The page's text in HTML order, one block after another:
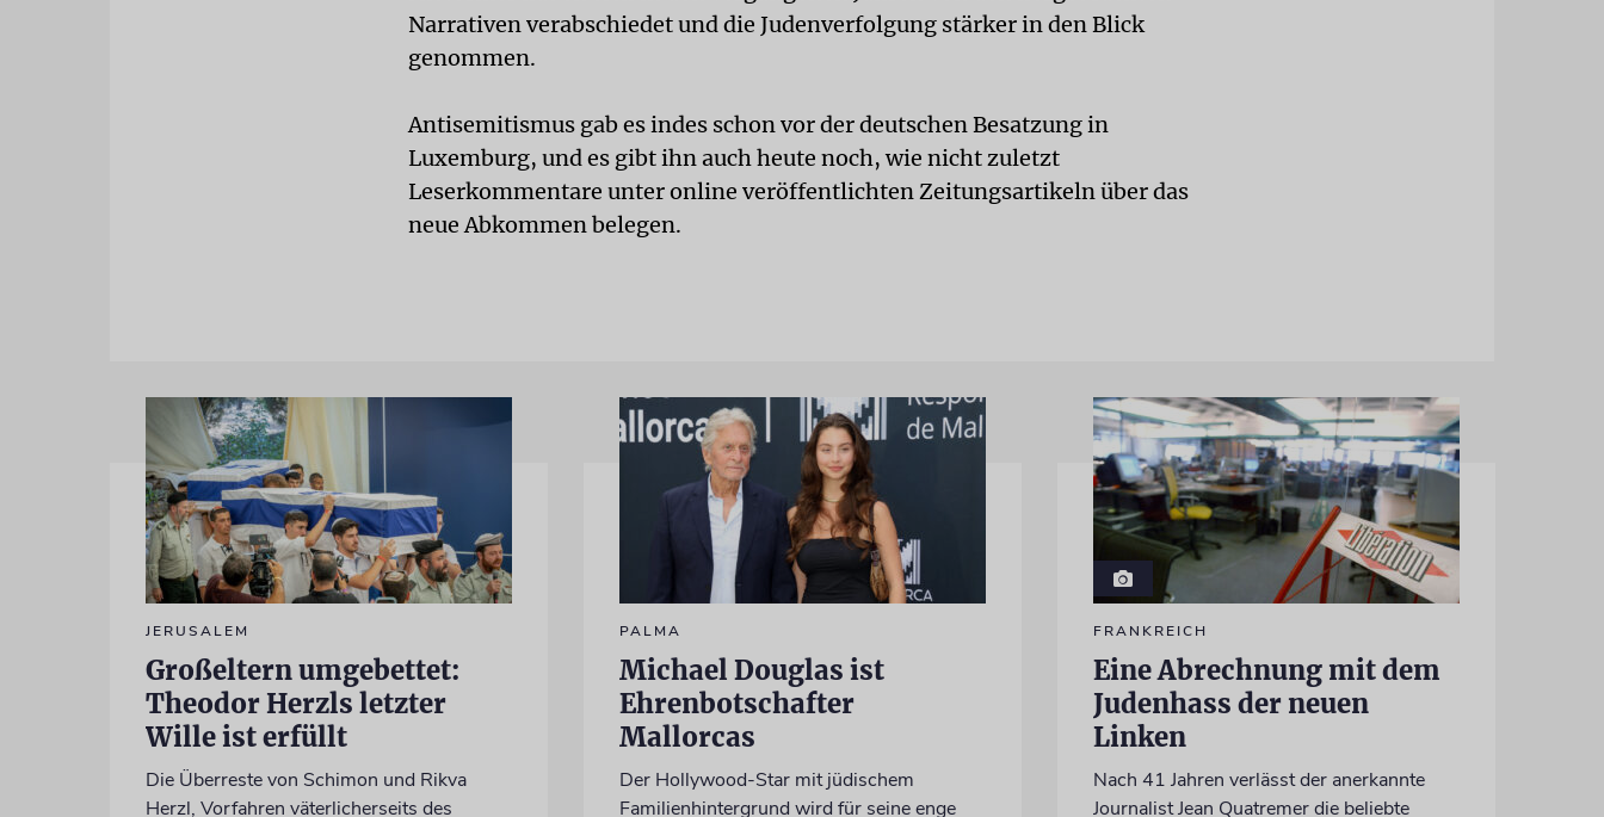
Narrativen verabschiedet und die Judenverfolgung stärker in den Blick
genommen.
Antisemitismus gab es indes schon vor der deutschen Besatzung in
Luxemburg, und es gibt ihn auch heute noch, wie nicht zuletzt
Leserkommentare unter online veröffentlichten Zeitungsartikeln über das
neue Abkommen belegen.
JERUSALEM
Großeltern umgebettet:
Theodor Herzls letzter
Wille ist erfüllt
Die Überreste von Schimon und Rikva
Herzl, Vorfahren väterlicherseits des
PALMA
Michael Douglas ist
Ehrenbotschafter
Mallorcas
Der Hollywood-Star mit jüdischem
Familienhintergrund wird für seine enge
FRANKREICH
Eine Abrechnung mit dem
Judenhass der neuen
Linken
Nach 41 Jahren verlässt der anerkannte
Journalist Jean Quatremer die beliebte